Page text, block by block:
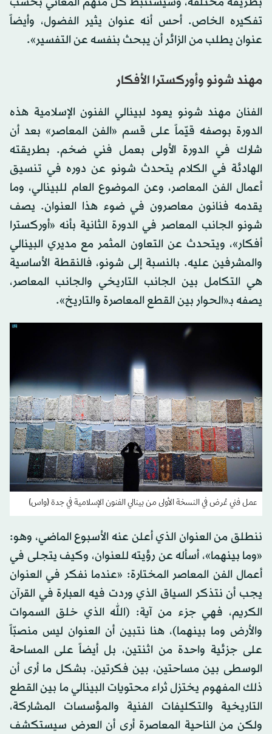
تفكيره الخاص. أحس أنه عنوان يثير الفضول، وأيضاً
عنوان يطلب من الزائر أن يبحث بنفسه عن التفسير».
مهند شونو وأوركسترا الأفكار
الفنان مهند شونو يعود لبينالي الفنون الإسلامية هذه
الدورة بوصفه قيّماً على قسم «الفن المعاصر» بعد أن
شارك في الدورة الأولى بعمل فني ضخم. بطريقته
الهادئة في الكلام يتحدث شونو عن دوره في تنسيق
أعمال الفن المعاصر، وعن الموضوع العام للبينالي، وما
يقدمه فنانون معاصرون في ضوء هذا العنوان. يصف
شونو الجانب المعاصر في الدورة الثانية بأنه «أوركسترا
أفكار»، ويتحدث عن التعاون المثمر مع مديري البينالي
والمشرفين عليه. بالنسبة إلى شونو، فالنقطة الأساسية
هي التكامل بين الجانب التاريخي والجانب المعاصر،
يصفه بـ«الحوار بين القطع المعاصرة والتاريخ».
عمل فني عُرض في النسخة الأولى من بينالي الفنون الإسلامية في جدة (واس)
ننطلق من العنوان الذي أعلن عنه الأسبوع الماضي، وهو:
«وما بينهما»، أسأله عن رؤيته للعنوان، وكيف يتجلى في
أعمال الفن المعاصر المختارة: «عندما نفكر في العنوان
يجب أن نتذكر السياق الذي وردت فيه العبارة في القرآن
الكريم، فهي جزء من آية: (الله الذي خلق السموات
والأرض وما بينهما)، هنا نتبين أن العنوان ليس منصبّاً
على جزئية واحدة من اثنتين، بل أيضاً على المساحة
الوسطى بين مساحتين، بين فكرتين. بشكل ما أرى أن
ذلك المفهوم يختزل ثراء محتويات البينالي ما بين القطع
التاريخية والتكليفات الفنية والمؤسسات المشاركة،
ولكن من الناحية المعاصرة أرى أن العرض سيستكشف